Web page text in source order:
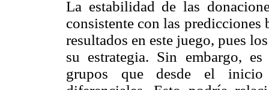
La estabilidad de las
consistente con las predicciones
resultados en este juego, pues
su estrategia. Sin embargo,
grupos que desde el inicio